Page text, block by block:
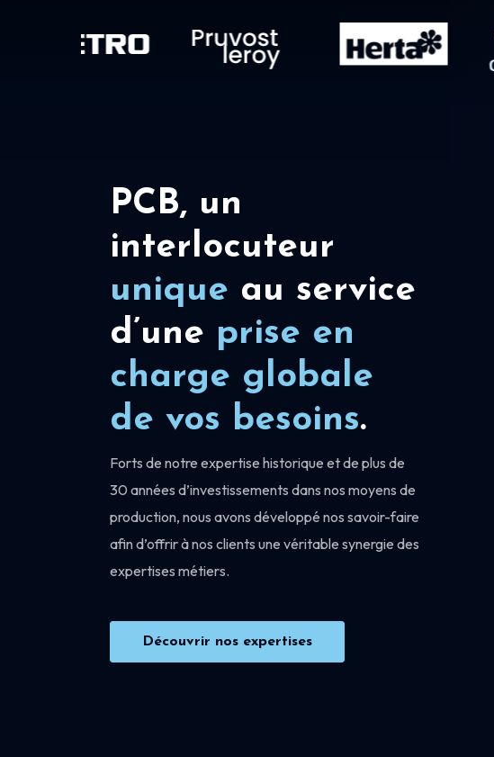
PCB, un
interlocuteur
unique au service
d’une prise en
charge globale
de vos besoins.
Forts de notre expertise historique et de plus de
30 années d’investissements dans nos moyens de
production, nous avons développé nos savoir-faire
afin d’offrir à nos clients une véritable synergie des
expertises métiers.
Découvrir nos expertises